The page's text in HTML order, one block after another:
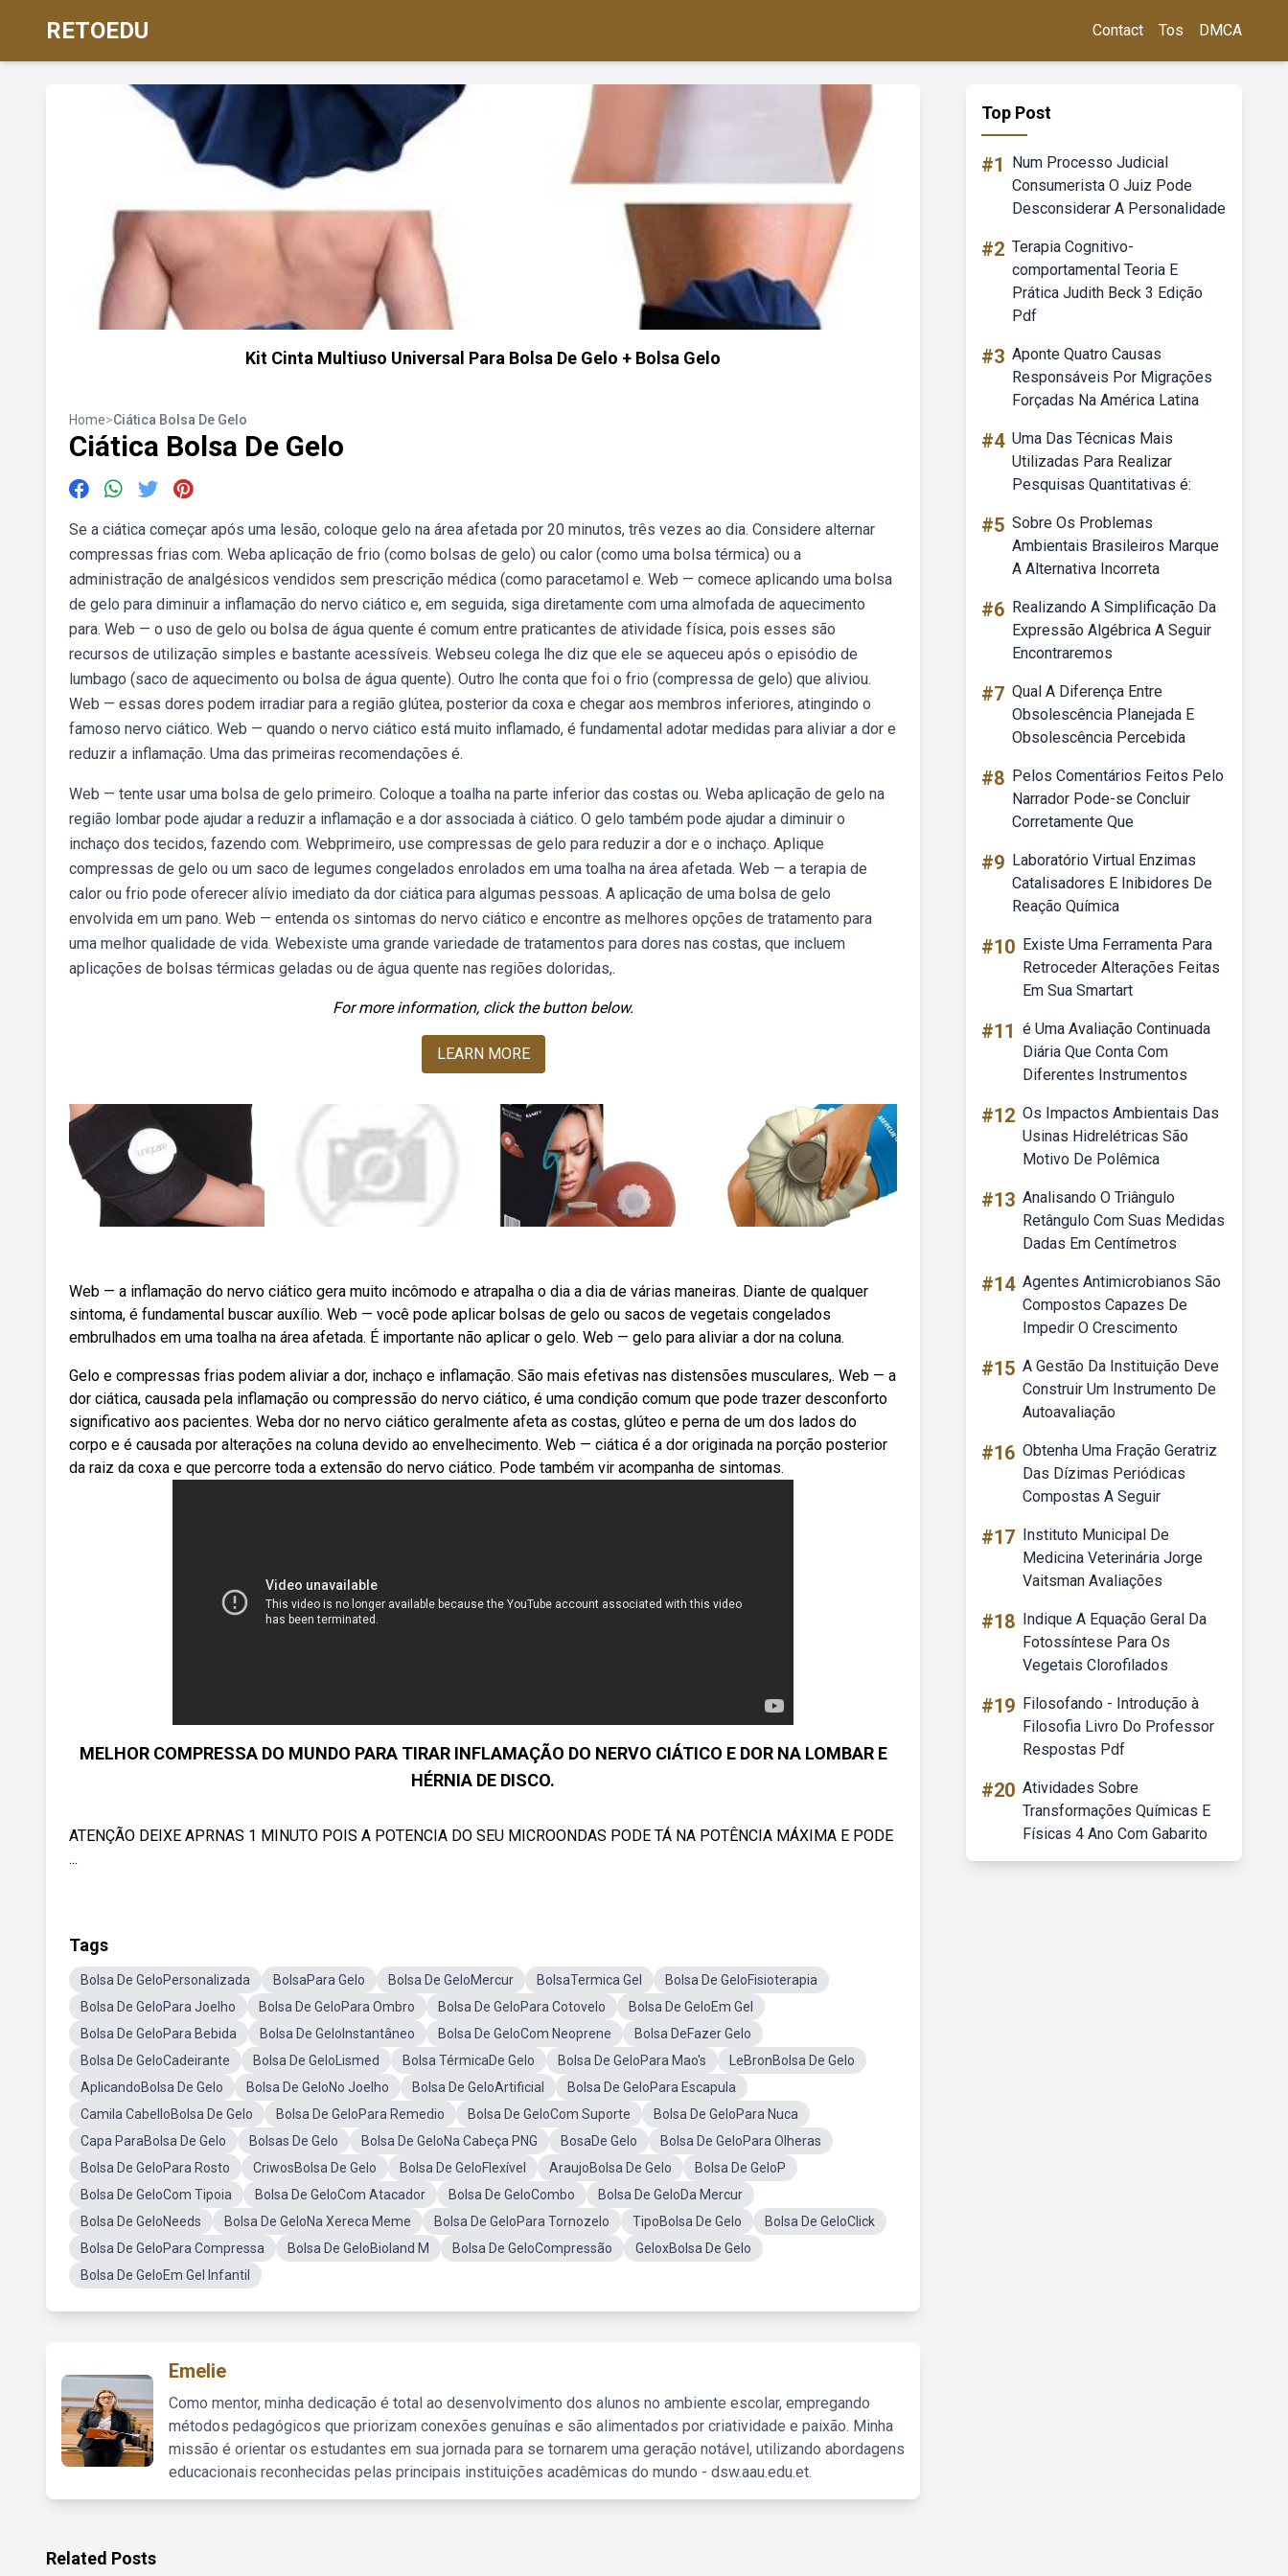
RETOEDU Contact Tos DMCA
Kit Cinta Multiuso Universal Para Bolsa De Gelo + Bolsa Gelo
Home>Ciática Bolsa De Gelo
Ciática Bolsa De Gelo
Se a ciática começar após uma lesão, coloque gelo na área afetada por 20 minutos, três vezes ao dia. Considere alternar
compressas frias com. Weba aplicação de frio (como bolsas de gelo) ou calor (como uma bolsa térmica) ou a
administração de analgésicos vendidos sem prescrição médica (como paracetamol e. Web — comece aplicando uma bolsa
de gelo para diminuir a inflamação do nervo ciático e, em seguida, siga diretamente com uma almofada de aquecimento
para. Web — o uso de gelo ou bolsa de água quente é comum entre praticantes de atividade física, pois esses são
recursos de utilização simples e bastante acessíveis. Webseu colega lhe diz que ele se aqueceu após o episódio de
lumbago (saco de aquecimento ou bolsa de água quente). Outro lhe conta que foi o frio (compressa de gelo) que aliviou.
Web — essas dores podem irradiar para a região glútea, posterior da coxa e chegar aos membros inferiores, atingindo o
famoso nervo ciático. Web — quando o nervo ciático está muito inflamado, é fundamental adotar medidas para aliviar a dor e
reduzir a inflamação. Uma das primeiras recomendações é.
Web — tente usar uma bolsa de gelo primeiro. Coloque a toalha na parte inferior das costas ou. Weba aplicação de gelo na
região lombar pode ajudar a reduzir a inflamação e a dor associada à ciático. O gelo também pode ajudar a diminuir o
inchaço dos tecidos, fazendo com. Webprimeiro, use compressas de gelo para reduzir a dor e o inchaço. Aplique
compressas de gelo ou um saco de legumes congelados enrolados em uma toalha na área afetada. Web — a terapia de
calor ou frio pode oferecer alívio imediato da dor ciática para algumas pessoas. A aplicação de uma bolsa de gelo
envolvida em um pano. Web — entenda os sintomas do nervo ciático e encontre as melhores opções de tratamento para
uma melhor qualidade de vida. Webexiste uma grande variedade de tratamentos para dores nas costas, que incluem
aplicações de bolsas térmicas geladas ou de água quente nas regiões doloridas,.
For more information, click the button below.
LEARN MORE
Web — a inflamação do nervo ciático gera muito incômodo e atrapalha o dia a dia de várias maneiras. Diante de qualquer
sintoma, é fundamental buscar auxílio. Web — você pode aplicar bolsas de gelo ou sacos de vegetais congelados
embrulhados em uma toalha na área afetada. É importante não aplicar o gelo. Web — gelo para aliviar a dor na coluna.
Gelo e compressas frias podem aliviar a dor, inchaço e inflamação. São mais efetivas nas distensões musculares,. Web — a
dor ciática, causada pela inflamação ou compressão do nervo ciático, é uma condição comum que pode trazer desconforto
significativo aos pacientes. Weba dor no nervo ciático geralmente afeta as costas, glúteo e perna de um dos lados do
corpo e é causada por alterações na coluna devido ao envelhecimento. Web — ciática é a dor originada na porção posterior
da raiz da coxa e que percorre toda a extensão do nervo ciático. Pode também vir acompanha de sintomas.
MELHOR COMPRESSA DO MUNDO PARA TIRAR INFLAMAÇÃO DO NERVO CIÁTICO E DOR NA LOMBAR E
HÉRNIA DE DISCO.
ATENÇÃO DEIXE APRNAS 1 MINUTO POIS A POTENCIA DO SEU MICROONDAS PODE TÁ NA POTÊNCIA MÁXIMA E PODE
...
Tags
Bolsa De GeloPersonalizada BolsaPara Gelo Bolsa De GeloMercur BolsaTermica Gel
Bolsa De GeloFisioterapia
Bolsa De GeloPara Joelho
Bolsa De GeloPara Ombro Bolsa De GeloPara Cotovelo
Bolsa De GeloEm Gel
Bolsa De GeloPara Bebida
Bolsa De GeloInstantâneo Bolsa De GeloCom Neoprene
Bolsa DeFazer Gelo
Bolsa De GeloCadeirante
Bolsa De GeloLismed Bolsa TérmicaDe Gelo Bolsa De GeloPara Mao's
LeBronBolsa De Gelo
AplicandoBolsa De Gelo
Bolsa De GeloNo Joelho Bolsa De GeloArtificial
Bolsa De GeloPara Escapula
Camila CabelloBolsa De Gelo
Bolsa De GeloPara Remedio Bolsa De GeloCom Suporte
Bolsa De GeloPara Nuca
Capa ParaBolsa De Gelo
Bolsas De Gelo Bolsa De GeloNa Cabeça PNG BosaDe Gelo
Bolsa De GeloPara Olheras
Bolsa De GeloPara Rosto
CriwosBolsa De Gelo Bolsa De GeloFlexível AraujoBolsa De Gelo
Bolsa De GeloP
Bolsa De GeloCom Tipoia
Bolsa De GeloCom Atacador Bolsa De GeloCombo
Bolsa De GeloDa Mercur
Bolsa De GeloNeeds
Bolsa De GeloNa Xereca Meme Bolsa De GeloPara Tornozelo TipoBolsa De Gelo
Bolsa De GeloClick
Bolsa De GeloPara Compressa
Bolsa De GeloBioland M Bolsa De GeloCompressão
GeloxBolsa De Gelo
Bolsa De GeloEm Gel Infantil
Emelie
Como mentor, minha dedicação é total ao desenvolvimento dos alunos no ambiente escolar, empregando
métodos pedagógicos que priorizam conexões genuínas e são alimentados por criatividade e paixão. Minha
missão é orientar os estudantes em sua jornada para se tornarem uma geração notável, utilizando abordagens
educacionais reconhecidas pelas principais instituições acadêmicas do mundo - dsw.aau.edu.et.
Top Post
#1
Num Processo Judicial
Consumerista O Juiz Pode
Desconsiderar A Personalidade
#2 Terapia Cognitivo-
comportamental Teoria E
Prática Judith Beck 3 Edição
Pdf
#3 Aponte Quatro Causas
Responsáveis Por Migrações
Forçadas Na América Latina
#4 Uma Das Técnicas Mais
Utilizadas Para Realizar
Pesquisas Quantitativas é:
#5 Sobre Os Problemas
Ambientais Brasileiros Marque
A Alternativa Incorreta
#6 Realizando A Simplificação Da
Expressão Algébrica A Seguir
Encontraremos
#7 Qual A Diferença Entre
Obsolescência Planejada E
Obsolescência Percebida
#8 Pelos Comentários Feitos Pelo
Narrador Pode-se Concluir
Corretamente Que
#9 Laboratório Virtual Enzimas
Catalisadores E Inibidores De
Reação Química
#10 Existe Uma Ferramenta Para
Retroceder Alterações Feitas
Em Sua Smartart
#11 é Uma Avaliação Continuada
Diária Que Conta Com
Diferentes Instrumentos
#12 Os Impactos Ambientais Das
Usinas Hidrelétricas São
Motivo De Polêmica
#13 Analisando O Triângulo
Retângulo Com Suas Medidas
Dadas Em Centímetros
#14 Agentes Antimicrobianos São
Compostos Capazes De
Impedir O Crescimento
#15 A Gestão Da Instituição Deve
Construir Um Instrumento De
Autoavaliação
#16 Obtenha Uma Fração Geratriz
Das Dízimas Periódicas
Compostas A Seguir
#17 Instituto Municipal De
Medicina Veterinária Jorge
Vaitsman Avaliações
#18 Indique A Equação Geral Da
Fotossíntese Para Os
Vegetais Clorofilados
#19 Filosofando - Introdução à
Filosofia Livro Do Professor
Respostas Pdf
#20 Atividades Sobre
Transformações Químicas E
Físicas 4 Ano Com Gabarito
Related Posts